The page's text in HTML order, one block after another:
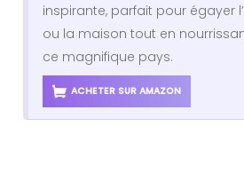
inspirante, parfait pour égayer
ou la maison tout en
ce magnifique pays.
ACHETER SUR AMAZON